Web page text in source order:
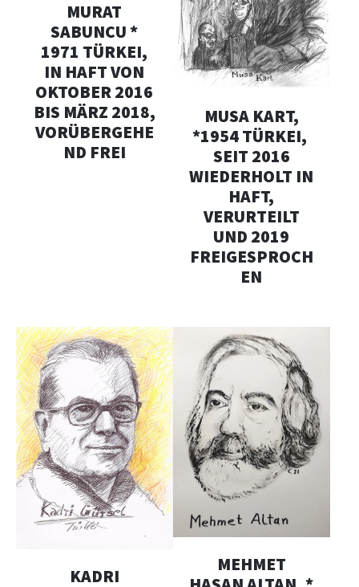
MURAT
SABUNCU *
1971 TÜRKEI,
IN HAFT VON
OKTOBER 2016
BIS MÄRZ 2018,
VORÜBERGEHE
ND FREI
MUSA KART,
*1954 TÜRKEI,
SEIT 2016
WIEDERHOLT IN
HAFT,
VERURTEILT
UND 2019
FREIGESPROCH
EN
KADRI
MEHMET